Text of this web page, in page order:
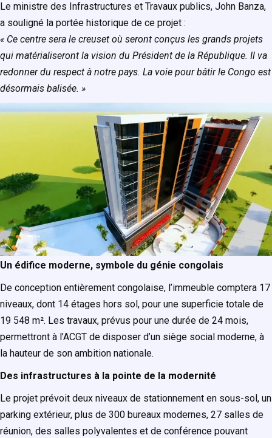
Le ministre des Infrastructures et Travaux publics, John Banza,
a souligné la portée historique de ce projet :
« Ce centre sera le creuset où seront conçus les grands projets
qui matérialiseront la vision du Président de la République. Il va
redonner du respect à notre pays. La voie pour bâtir le Congo est
désormais balisée. »
Un édifice moderne, symbole du génie congolais
De conception entièrement congolaise, l’immeuble comptera 17
niveaux, dont 14 étages hors sol, pour une superficie totale de
19 548 m². Les travaux, prévus pour une durée de 24 mois,
permettront à l’ACGT de disposer d’un siège social moderne, à
la hauteur de son ambition nationale.
Des infrastructures à la pointe de la modernité
Le projet prévoit deux niveaux de stationnement en sous-sol, un
parking extérieur, plus de 300 bureaux modernes, 27 salles de
réunion, des salles polyvalentes et de conférence pouvant